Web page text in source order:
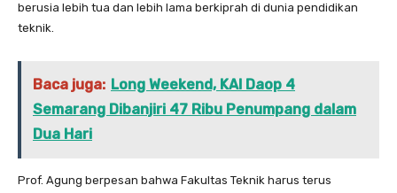
berusia lebih tua dan lebih lama berkiprah di dunia pendidikan
teknik.
Baca juga: Long Weekend, KAI Daop 4
Semarang Dibanjiri 47 Ribu Penumpang dalam
Dua Hari
Prof. Agung berpesan bahwa Fakultas Teknik harus terus